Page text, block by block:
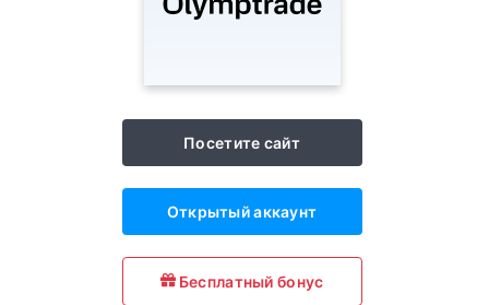
Посетите сайт
Открытый аккаунт
Бесплатный бонус